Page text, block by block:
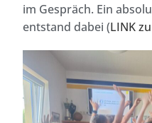
im Gespräch. Ein
entstand dabei (LINK